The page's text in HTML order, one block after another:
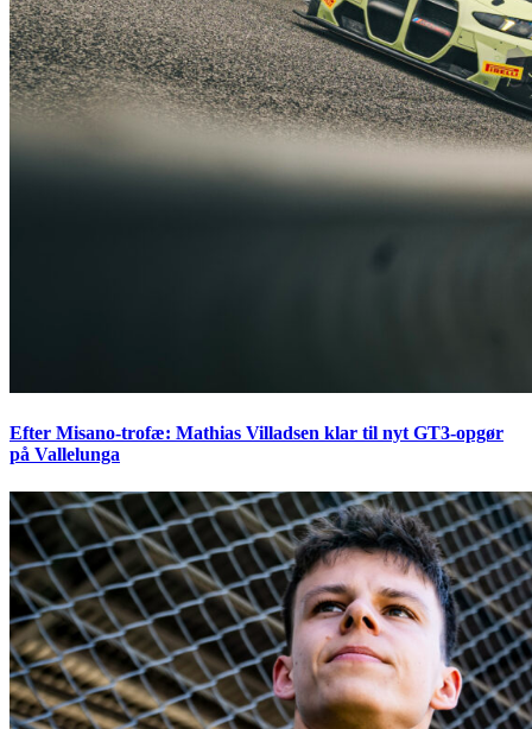
Efter Misano-trofæ: Mathias Villadsen klar til nyt GT3-opgør
på Vallelunga